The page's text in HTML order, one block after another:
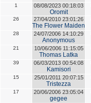
1 08/08/2023 00:18:03
Oromit
26 27/04/2010 23:01:26
The Flower Maiden
28 24/07/2006 14:10:29
Anonymous
21 10/06/2006 11:15:05
Thomas Latka
39 06/03/2013 00:54:08
Kamisori
15 25/01/2011 20:07:15
Tristezza
17 20/06/2006 23:05:04
gegee